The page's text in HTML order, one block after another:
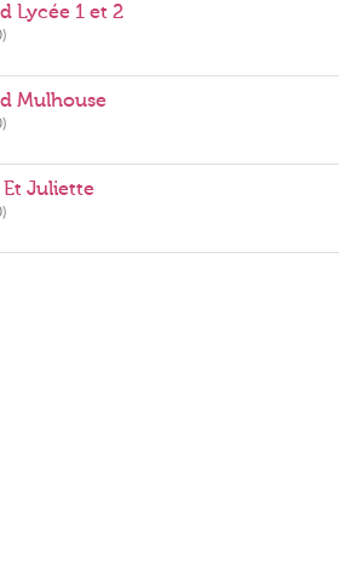
Lycée 1 et 2
)
Mulhouse
)
Et Juliette
)